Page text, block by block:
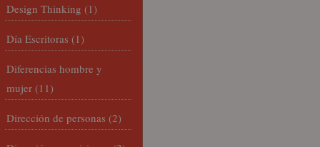
Design Thinking (1)
Día Escritoras (1)
Diferencias hombre y
mujer (11)
Dirección de personas (2)